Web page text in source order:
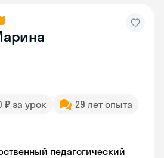
₽ за урок
29 лет опыта
педагогический